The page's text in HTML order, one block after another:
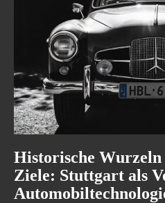
Historische Wurzeln
Ziele: Stuttgart als